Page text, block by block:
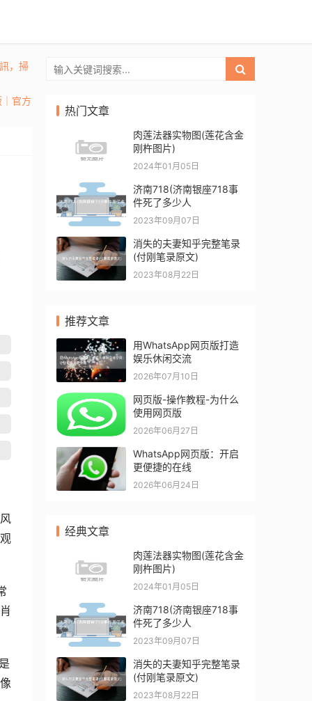
，掃
官方
热门文章
肉莲法器实物图(莲花含金
刚杵图片)
2024年01月05日
济南718(济南银座718事
件死了多少人
2023年09月07日
消失的夫妻知乎完整笔录
(付刚笔录原文)
2023年08月22日
推荐文章
用WhatsApp网页版打造
娱乐休闲交流
2026年07月10日
网页版-操作教程-为什么
使用网页版
2026年06月27日
WhatsApp网页版：开启
更便捷的在线
2026年06月24日
经典文章
肉莲法器实物图(莲花含金
刚杵图片)
2024年01月05日
济南718(济南银座718事
件死了多少人
2023年09月07日
消失的夫妻知乎完整笔录
(付刚笔录原文)
2023年08月22日